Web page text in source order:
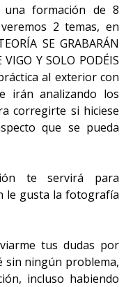
formación de 8
2 temas, en
SE GRABARÁN
VIGO Y SOLO PODÉIS
al exterior con
irán analizando los
corregirte si hiciese
que se pueda
te servirá para
le gusta la fotografía
tus dudas por
sin ningún problema,
incluso habiendo